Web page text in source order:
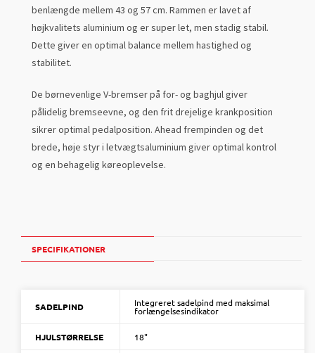
benlængde mellem 43 og 57 cm. Rammen er lavet af
højkvalitets aluminium og er super let, men stadig stabil.
Dette giver en optimal balance mellem hastighed og
stabilitet.
De børnevenlige V-bremser på for- og baghjul giver
pålidelig bremseevne, og den frit drejelige krankposition
sikrer optimal pedalposition. Ahead frempinden og det
brede, høje styr i letvægtsaluminium giver optimal kontrol
og en behagelig køreoplevelse.
SPECIFIKATIONER
SADELPIND Integreret sadelpind med maksimal
forlængelsesindikator
HJULSTØRRELSE 18"